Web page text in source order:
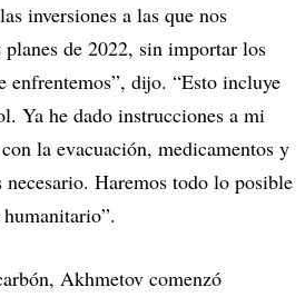
inversiones a las que nos
de 2022, sin importar los
enfrentemos”, dijo. “Esto incluye
Ya he dado instrucciones a mi
la evacuación, medicamentos y
Haremos todo lo posible
Akhmetov comenzó